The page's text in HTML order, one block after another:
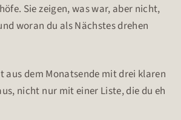
Sie zeigen, was war, aber nicht,
woran du als Nächstes drehen
aus dem Monatsende mit drei klaren
nicht nur mit einer Liste, die du eh